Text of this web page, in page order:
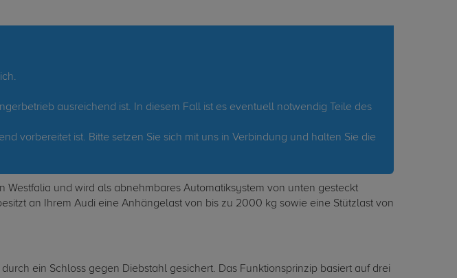
ausreichend ist. In diesem Fall ist es eventuell notwendig Teile des
vorbereitet ist. Bitte setzen Sie sich mit uns in Verbindung und halten Sie die
und wird als abnehmbares Automatiksystem von unten gesteckt
an Ihrem Audi eine Anhängelast von bis zu 2000 kg sowie eine Stützlast von
ein Schloss gegen Diebstahl gesichert. Das Funktionsprinzip basiert auf drei